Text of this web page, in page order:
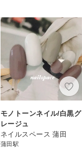
モノトーンネイル/白黒グ
レージュ
ネイルスペース 蒲田
蒲田駅